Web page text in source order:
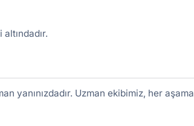
yanınızdadır. Uzman ekibimiz, her